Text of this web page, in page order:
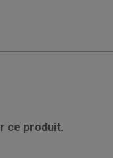
ce produit.